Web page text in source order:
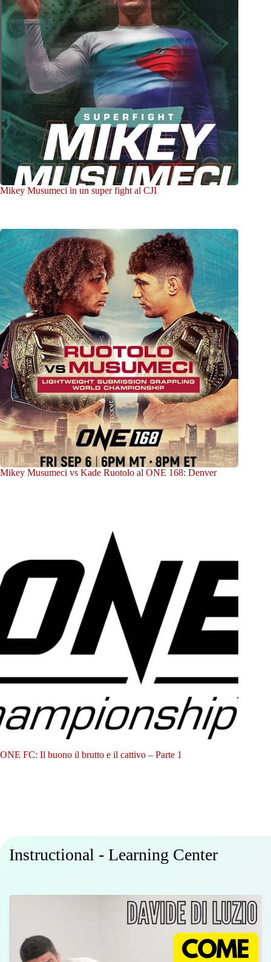
Mikey Musumeci in un super fight al CJI
Mikey Musumeci vs Kade Ruotolo al ONE 168: Denver
ONE FC: Il buono il brutto e il cattivo – Parte 1
Instructional - Learning Center